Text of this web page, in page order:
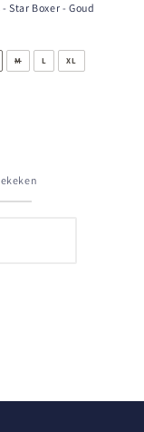
- Star Boxer - Goud
M L XL